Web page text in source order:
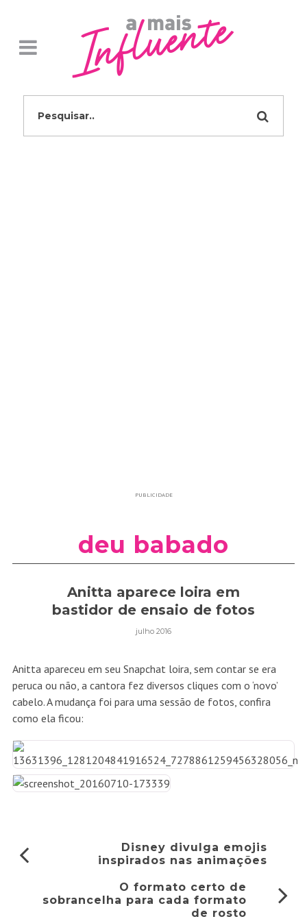
PUBLICIDADE
deu babado
Anitta aparece loira em
bastidor de ensaio de fotos
julho 2016
Anitta apareceu em seu Snapchat loira, sem contar se era
peruca ou não, a cantora fez diversos cliques com o ‘novo’
cabelo. A mudança foi para uma sessão de fotos, confira
como ela ficou:
Disney divulga emojis
inspirados nas animações
O formato certo de
sobrancelha para cada formato
de rosto